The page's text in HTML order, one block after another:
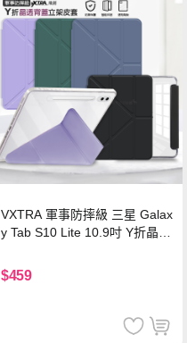
VXTRA 軍事防摔級 三星 Galax
y Tab S10 Lite 10.9吋 Y折晶透
$459